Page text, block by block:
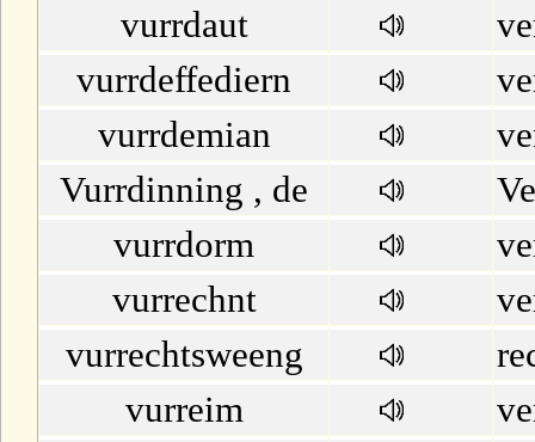
vurrdaut
vurrdeffediern
vurrdemian
Vurrdinning , de
vurrdorm
vurrechnt
vurrechtsweeng
vurreim